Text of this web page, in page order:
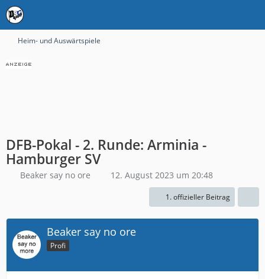
Heim- und Auswärtspiele
DFB-Pokal - 2. Runde: Arminia -
Hamburger SV
Beaker say no ore 12. August 2023 um 20:48
1. offizieller Beitrag
Beaker say no ore
Profi